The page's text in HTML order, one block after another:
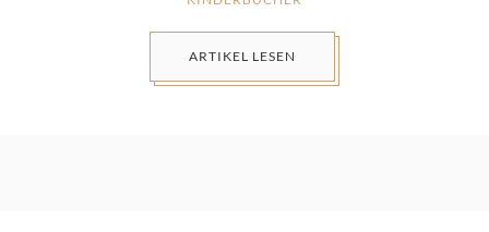
ARTIKEL LESEN